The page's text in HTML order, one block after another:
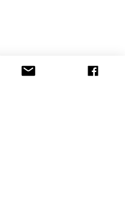
ベニュー725番地